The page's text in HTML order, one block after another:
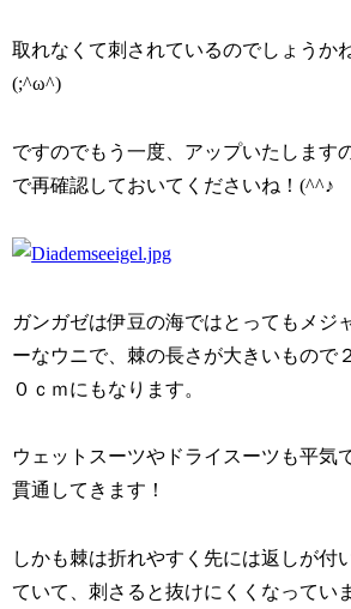
取れなくて刺されているのでしょうか
(;^ω^)
ですのでもう一度、アップいたします
で再確認しておいてくださいね！(^^♪
ガンガゼは伊豆の海ではとってもメジ
ーなウニで、棘の長さが大きいもので２
０ｃｍにもなります。
ウェットスーツやドライスーツも平気
貫通してきます！
しかも棘は折れやすく先には返しが付
ていて、刺さると抜けにくくなっていま